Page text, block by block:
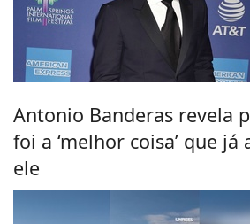
Antonio Banderas revela
foi a ‘melhor coisa’ que já
ele